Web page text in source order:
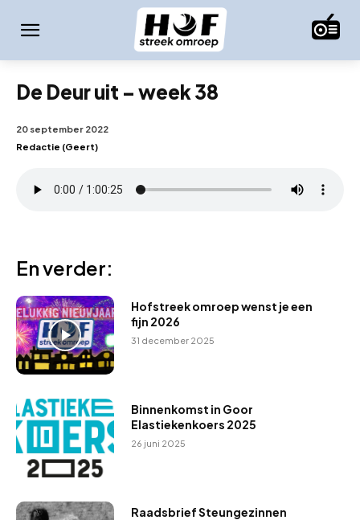
De Deur uit – week 38
20 september 2022
Redactie (Geert)
En verder:
Hofstreek omroep wenst je een
fijn 2026
31 december 2025
Binnenkomst in Goor
Elastiekenkoers 2025
26 juni 2025
Raadsbrief Steungezinnen